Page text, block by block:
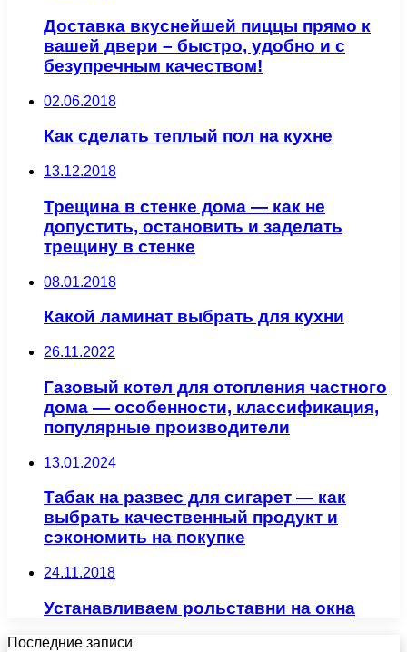
Доставка вкуснейшей пиццы прямо к
вашей двери – быстро, удобно и с
безупречным качеством!
02.06.2018
Как сделать теплый пол на кухне
13.12.2018
Трещина в стенке дома — как не
допустить, остановить и заделать
трещину в стенке
08.01.2018
Какой ламинат выбрать для кухни
26.11.2022
Газовый котел для отопления частного
дома — особенности, классификация,
популярные производители
13.01.2024
Табак на развес для сигарет — как
выбрать качественный продукт и
сэкономить на покупке
24.11.2018
Устанавливаем рольставни на окна
Последние записи